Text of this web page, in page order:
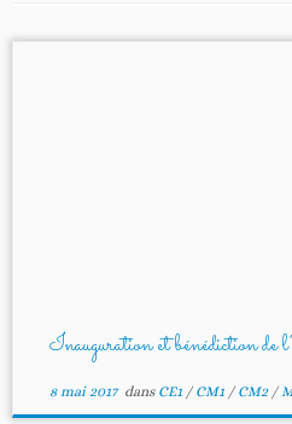
Inauguration et bénédiction de
8 mai 2017dans CE1 / CM1 / CM2 /